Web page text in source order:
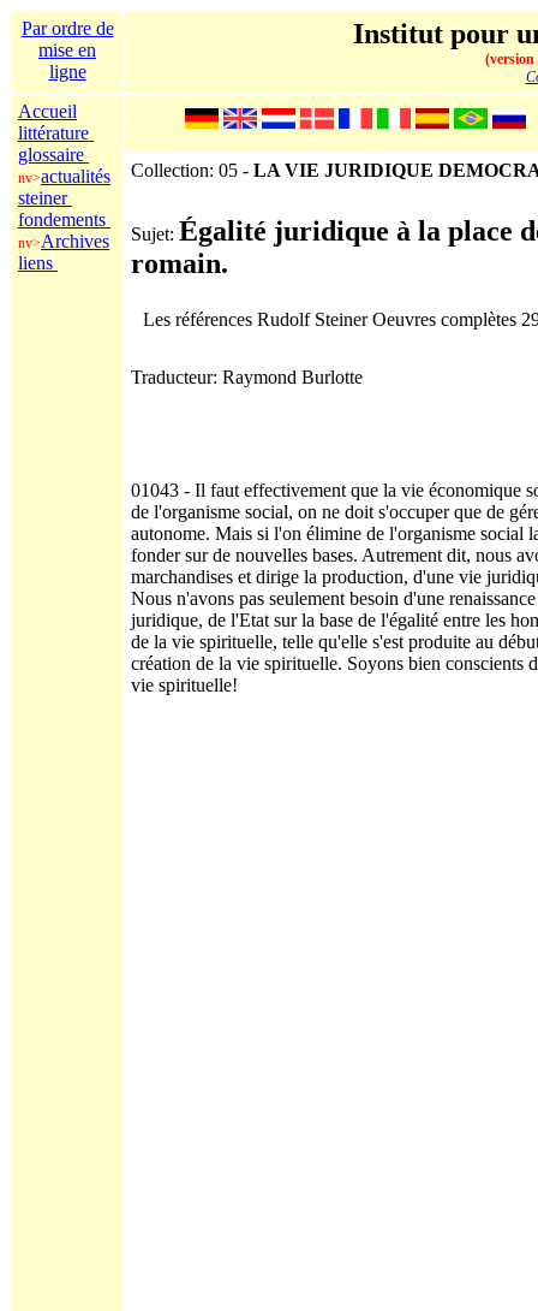
Par ordre de
mise en
ligne
Institut pour
(version
Accueil
littérature
glossaire
nv>actualités
steiner
fondements
nv>Archives
liens
Collection: 05 - LA VIE JURIDIQUE
Sujet: Égalité juridique à la place
romain.
Les références Rudolf Steiner Oeuvres complètes
Traducteur: Raymond Burlotte
01043 - Il faut effectivement que la vie économique
de l'organisme social, on ne doit s'occuper que de
autonome. Mais si l'on élimine de l'organisme
fonder sur de nouvelles bases. Autrement dit, nous
marchandises et dirige la production, d'une vie
Nous n'avons pas seulement besoin d'une
juridique, de l'Etat sur la base de l'égalité entre les
de la vie spirituelle, telle qu'elle s'est produite au
création de la vie spirituelle. Soyons bien conscients
vie spirituelle!